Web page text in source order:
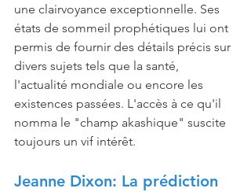
une clairvoyance exceptionnelle. Ses
états de sommeil prophétiques lui ont
permis de fournir des détails précis sur
divers sujets tels que la santé,
l'actualité mondiale ou encore les
existences passées. L'accès à ce qu'il
nomma le "champ akashique" suscite
toujours un vif intérêt.
Jeanne Dixon: La prédiction